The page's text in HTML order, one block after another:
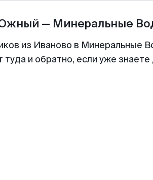
— Минеральные
из Иваново в Минеральные
и обратно, если уже